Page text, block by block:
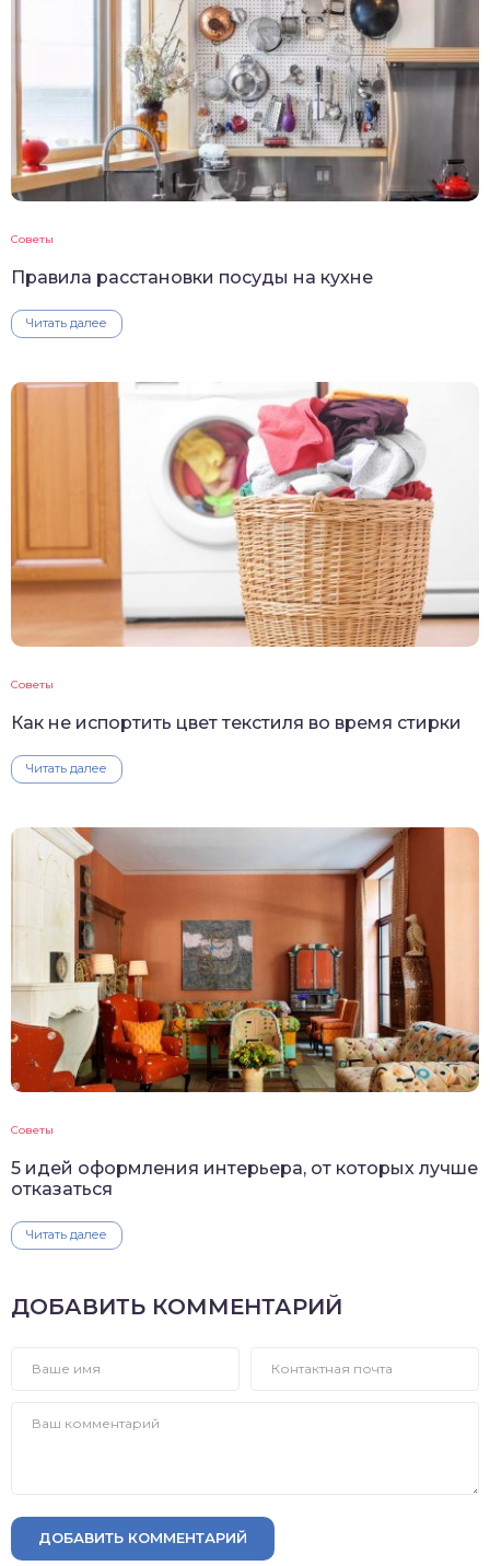
Советы
Правила расстановки посуды на кухне
Читать далее
Советы
Как не испортить цвет текстиля во время стирки
Читать далее
Советы
5 идей оформления интерьера, от которых лучше
отказаться
Читать далее
ДОБАВИТЬ КОММЕНТАРИЙ
ДОБАВИТЬ КОММЕНТАРИЙ